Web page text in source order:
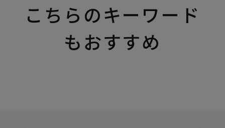
こちらのキーワード
もおすすめ